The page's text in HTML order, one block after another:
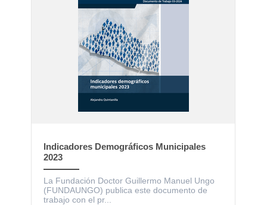
Indicadores Demográficos Municipales
2023
La Fundación Doctor Guillermo Manuel Ungo
(FUNDAUNGO) publica este documento de
trabajo con el pr...